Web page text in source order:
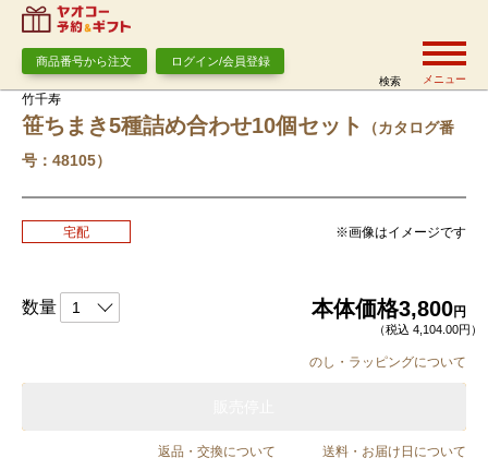
商品番号から注文 ログイン/会員登録
検索 メニュー
竹千寿
笹ちまき5種詰め合わせ10個セット
（カタログ番
号：48105）
宅配 ※画像はイメージです
数量 本体価格3,800円
（税込 4,104.00円）
のし・ラッピングについて
返品・交換について
送料・お届け日について